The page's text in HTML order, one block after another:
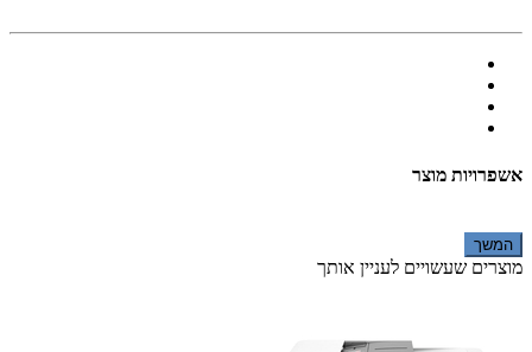
אשפרויות מוצר
המשך
מוצרים שעשויים לעניין אותך